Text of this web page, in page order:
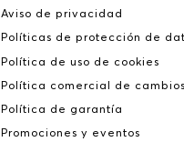
Aviso de privacidad
Políticas de protección de
Política de uso de cookies
Política comercial de cambios
Política de garantía
Promociones y eventos